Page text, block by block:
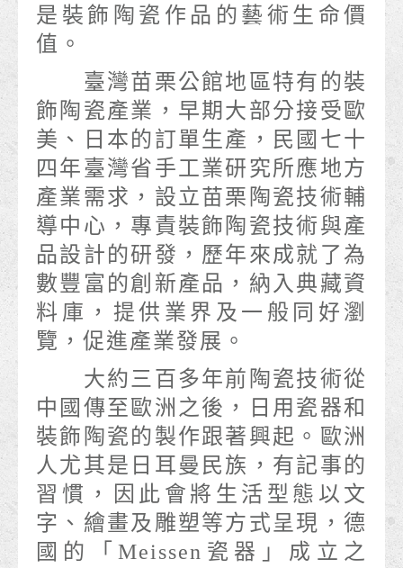
是裝飾陶瓷作品的藝術生命價
值。
臺灣苗栗公館地區特有的裝
飾陶瓷產業，早期大部分接受歐
美、日本的訂單生產，民國七十
四年臺灣省手工業研究所應地方
產業需求，設立苗栗陶瓷技術輔
導中心，專責裝飾陶瓷技術與產
品設計的研發，歷年來成就了為
數豐富的創新產品，納入典藏資
料庫，提供業界及一般同好瀏
覽，促進產業發展。
大約三百多年前陶瓷技術從
中國傳至歐洲之後，日用瓷器和
裝飾陶瓷的製作跟著興起。歐洲
人尤其是日耳曼民族，有記事的
習慣，因此會將生活型態以文
字、繪畫及雕塑等方式呈現，德
國的「Meissen瓷器」成立之